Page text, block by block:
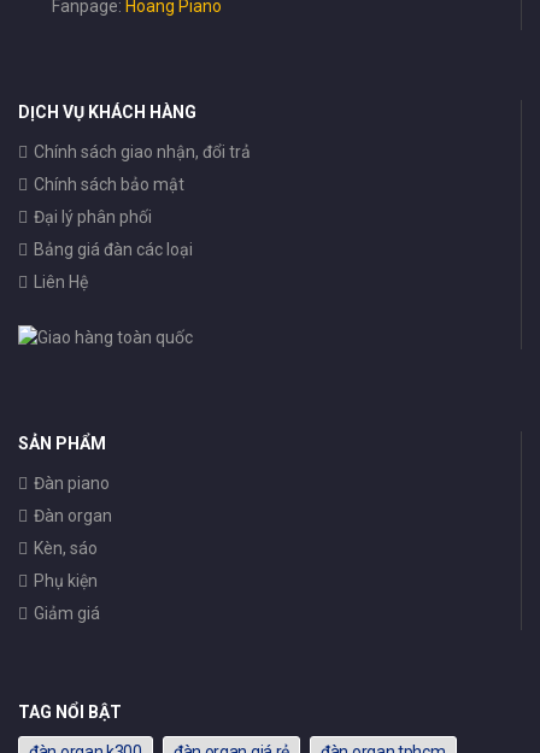
Fanpage: Hoang Piano
DỊCH VỤ KHÁCH HÀNG
Chính sách giao nhận, đổi trả
Chính sách bảo mật
Đại lý phân phối
Bảng giá đàn các loại
Liên Hệ
SẢN PHẨM
Đàn piano
Đàn organ
Kèn, sáo
Phụ kiện
Giảm giá
TAG NỔI BẬT